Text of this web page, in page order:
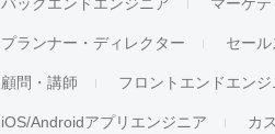
プランナー・ディレクター セール
顧問・講師 フロントエンドエンジ
iOS/Androidアプリエンジニア カ